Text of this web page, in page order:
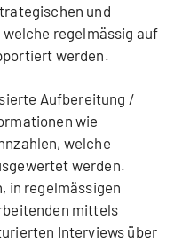
und
welche regelmässig auf
werden.
Aufbereitung /
wie
welche
werden.
in regelmässigen
mittels
Interviews über